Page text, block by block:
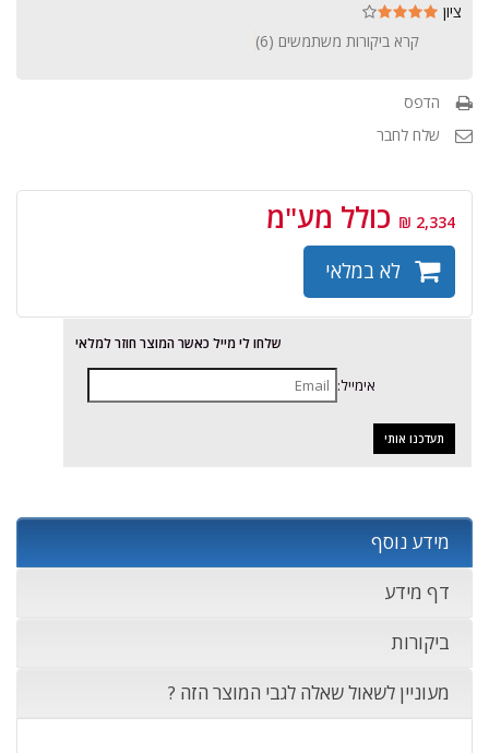
ציון
קרא ביקורות משתמשים (6
)
הדפס
שלח לחבר
2,334 ₪ כולל מע"מ
לא במלאי
שלחו לי מייל כאשר המוצר חוזר למלאי
אימייל:
מידע נוסף
דף מידע
ביקורות
מעוניין לשאול שאלה לגבי המוצר הזה ?